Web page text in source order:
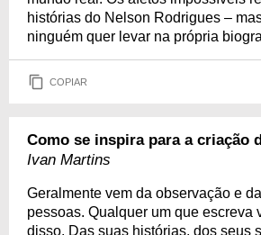
histórias do Nelson Rodrigues –
ninguém quer levar na própria
COPIAR
Como se inspira para a criação
Ivan Martins
Geralmente vem da observação e
pessoas. Qualquer um que escreva
disso. Das suas histórias, dos seus